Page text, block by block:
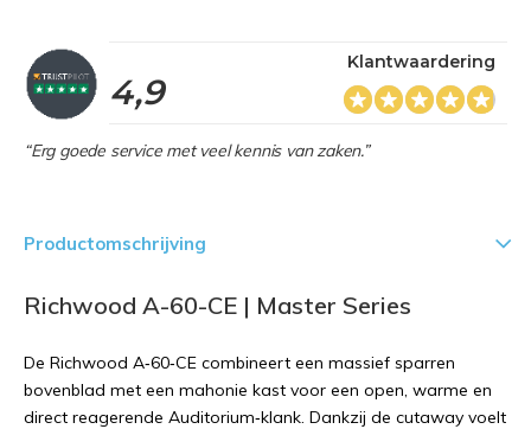
4,9
Klantwaardering
“Erg goede service met veel kennis van zaken.”
Productomschrijving
Richwood A-60-CE | Master Series
De Richwood A‑60‑CE combineert een massief sparren
bovenblad met een mahonie kast voor een open, warme en
direct reagerende Auditorium‑klank. Dankzij de cutaway voelt